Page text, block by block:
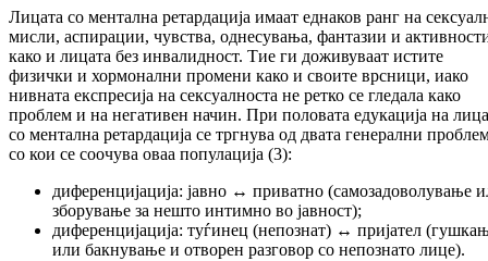
Лицата со ментална ретардација имаат еднаков ранг на
мисли, аспирации, чувства, однесувања, фантазии и
како и лицата без инвалидност. Тие ги доживуваат истите
физички и хормонални промени како и своите врсници, иако
нивната експресија на сексуалноста не ретко се гледала како
проблем и на негативен начин. При половата едукација на
со ментална ретардација се тргнува од двата генерални
со кои се соочува оваа популација (3):
диференцијација: јавно ↔ приватно (самозадоволување
зборување за нешто интимно во јавност);
диференцијација: туѓинец (непознат) ↔ пријател
или бакнување и отворен разговор со непознато лице).